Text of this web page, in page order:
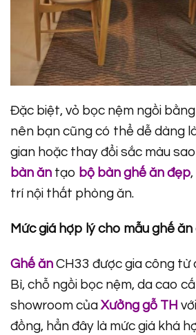
Đặc biệt, vỏ bọc nệm ngồi
nên bạn cũng có thể dễ dàng
gian hoặc thay đổi sắc màu
bàn ăn tạo bộ bàn ghế ăn đẹp
trí nội thất phòng ăn.
Mức giá hợp lý cho mẫu ghế
Ghế ăn CH33 được gia công từ
Bì, chỗ ngồi bọc nệm, da cao
showroom của Xưởng gỗ TH
đồng, hẳn đây là mức giá khá